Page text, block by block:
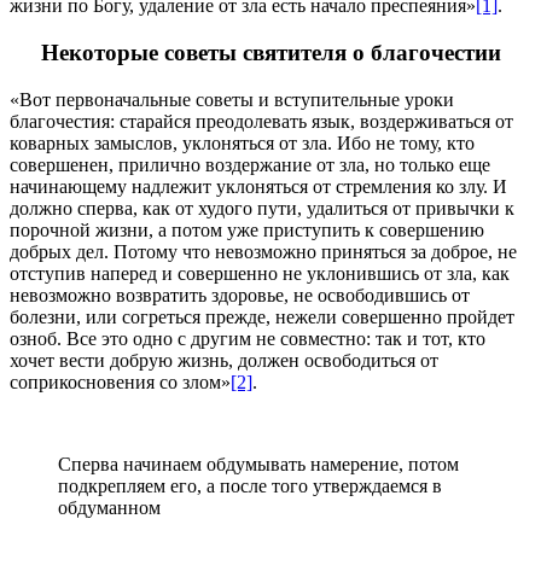
жизни по Богу, удаление от зла есть начало преспеяния» [1] .
Некоторые советы святителя о благочестии
«Вот первоначальные советы и вступительные уроки
благочестия: старайся преодолевать язык, воздерживаться от
коварных замыслов, уклоняться от зла. Ибо не тому, кто
совершенен, прилично воздержание от зла, но только еще
начинающему надлежит уклоняться от стремления ко злу. И
должно сперва, как от худого пути, удалиться от привычки к
порочной жизни, а потом уже приступить к совершению
добрых дел. Потому что невозможно приняться за доброе, не
отступив наперед и совершенно не уклонившись от зла, как
невозможно возвратить здоровье, не освободившись от
болезни, или согреться прежде, нежели совершенно пройдет
озноб. Все это одно с другим не совместно: так и тот, кто
хочет вести добрую жизнь, должен освободиться от
соприкосновения со злом»[2].
Сперва начинаем обдумывать намерение, потом
подкрепляем его, а после того утверждаемся в
обдуманном